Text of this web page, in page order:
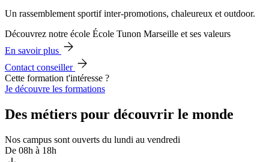
Un rassemblement sportif inter-promotions, chaleureux et outdoor.
Découvrez notre école École Tunon Marseille et ses valeurs
En savoir plus
Contact conseiller
Cette formation t'intéresse ?
Je découvre les formations
Des métiers pour découvrir le monde
Nos campus sont ouverts du lundi au vendredi
De 08h à 18h